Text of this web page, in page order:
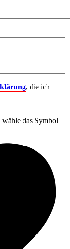
, die ich
das Symbol